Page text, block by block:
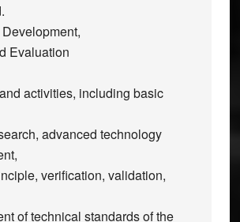
Evaluation
activities, including basic
advanced technology
verification, validation,
of technical standards of the